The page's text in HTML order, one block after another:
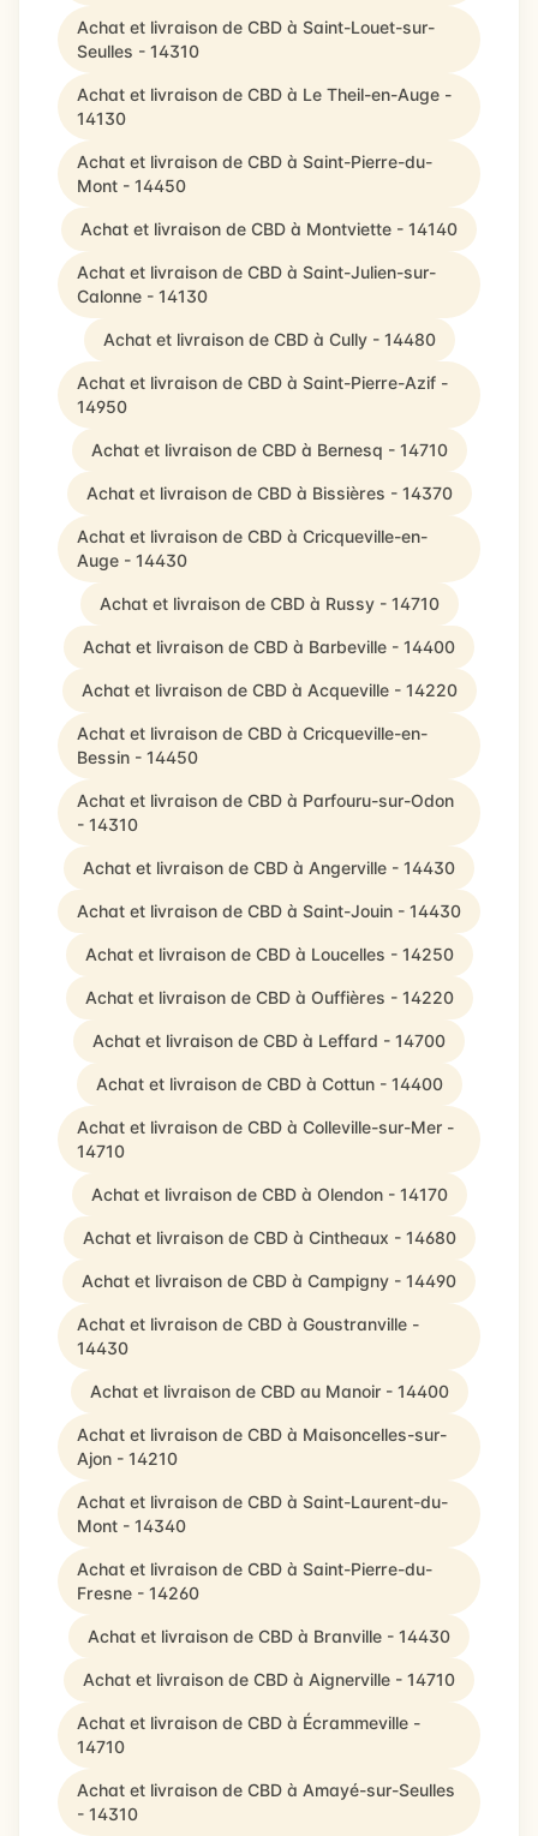
Achat et livraison de CBD à Saint-Louet-sur-
Seulles - 14310
Achat et livraison de CBD à Le Theil-en-Auge -
14130
Achat et livraison de CBD à Saint-Pierre-du-
Mont - 14450
Achat et livraison de CBD à Montviette - 14140
Achat et livraison de CBD à Saint-Julien-sur-
Calonne - 14130
Achat et livraison de CBD à Cully - 14480
Achat et livraison de CBD à Saint-Pierre-Azif -
14950
Achat et livraison de CBD à Bernesq - 14710
Achat et livraison de CBD à Bissières - 14370
Achat et livraison de CBD à Cricqueville-en-
Auge - 14430
Achat et livraison de CBD à Russy - 14710
Achat et livraison de CBD à Barbeville - 14400
Achat et livraison de CBD à Acqueville - 14220
Achat et livraison de CBD à Cricqueville-en-
Bessin - 14450
Achat et livraison de CBD à Parfouru-sur-Odon
- 14310
Achat et livraison de CBD à Angerville - 14430
Achat et livraison de CBD à Saint-Jouin - 14430
Achat et livraison de CBD à Loucelles - 14250
Achat et livraison de CBD à Ouffières - 14220
Achat et livraison de CBD à Leffard - 14700
Achat et livraison de CBD à Cottun - 14400
Achat et livraison de CBD à Colleville-sur-Mer -
14710
Achat et livraison de CBD à Olendon - 14170
Achat et livraison de CBD à Cintheaux - 14680
Achat et livraison de CBD à Campigny - 14490
Achat et livraison de CBD à Goustranville -
14430
Achat et livraison de CBD au Manoir - 14400
Achat et livraison de CBD à Maisoncelles-sur-
Ajon - 14210
Achat et livraison de CBD à Saint-Laurent-du-
Mont - 14340
Achat et livraison de CBD à Saint-Pierre-du-
Fresne - 14260
Achat et livraison de CBD à Branville - 14430
Achat et livraison de CBD à Aignerville - 14710
Achat et livraison de CBD à Écrammeville -
14710
Achat et livraison de CBD à Amayé-sur-Seulles
- 14310